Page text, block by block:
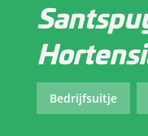
Bedrijfsuitje